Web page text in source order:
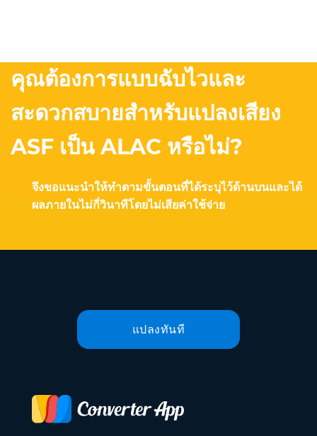
คุณต้องการแบบฉับไวและ
สะดวกสบายสำหรับแปลงเสียง
ASF เป็น ALAC หรือไม่?
จึงขอแนะนำให้ทำตามขั้นตอนที่ได้ระบุไว้ด้านบนและได้
ผลภายในไม่กี่วินาทีโดยไม่เสียค่าใช้จ่าย
แปลงทันที